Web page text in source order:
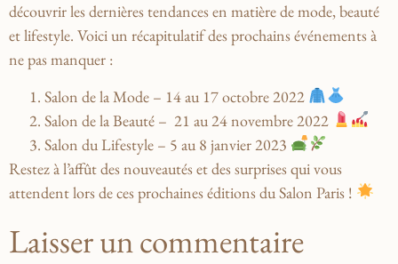
découvrir les dernières tendances en matière⁣ de mode, ​beauté⁣
et lifestyle. Voici ⁢un récapitulatif des prochains​ événements à
ne pas manquer :
Salon ​de‌ la Mode – 14 au 17 octobre 2022
Salon de la Beauté – ⁣ 21 au 24 novembre 2022
Salon du Lifestyle – 5 au 8 janvier 2023
Restez ⁤à l’affût des ⁤nouveautés et des surprises ⁢qui vous
attendent lors de ces prochaines éditions du Salon Paris !
Laisser un commentaire